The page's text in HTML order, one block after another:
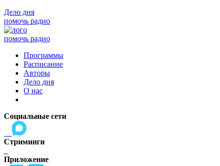
Дело дня
помочь радио
помочь радио
Программы
Расписание
Авторы
Дело дня
О нас
Социальные сети
Стриминги
Приложение